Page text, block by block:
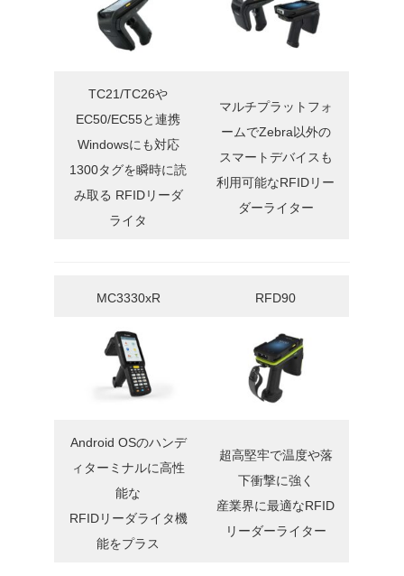
TC21/TC26や
EC50/EC55と連携
Windowsにも対応
1300タグを瞬時に読
み取る RFIDリーダ
ライタ
マルチプラットフォ
ームでZebra以外の
スマートデバイスも
利用可能なRFIDリー
ダーライター
MC3330xR RFD90
Android OSのハンデ
ィターミナルに高性
能な
RFIDリーダライタ機
能をプラス
超高堅牢で温度や落
下衝撃に強く
産業界に最適なRFID
リーダーライター